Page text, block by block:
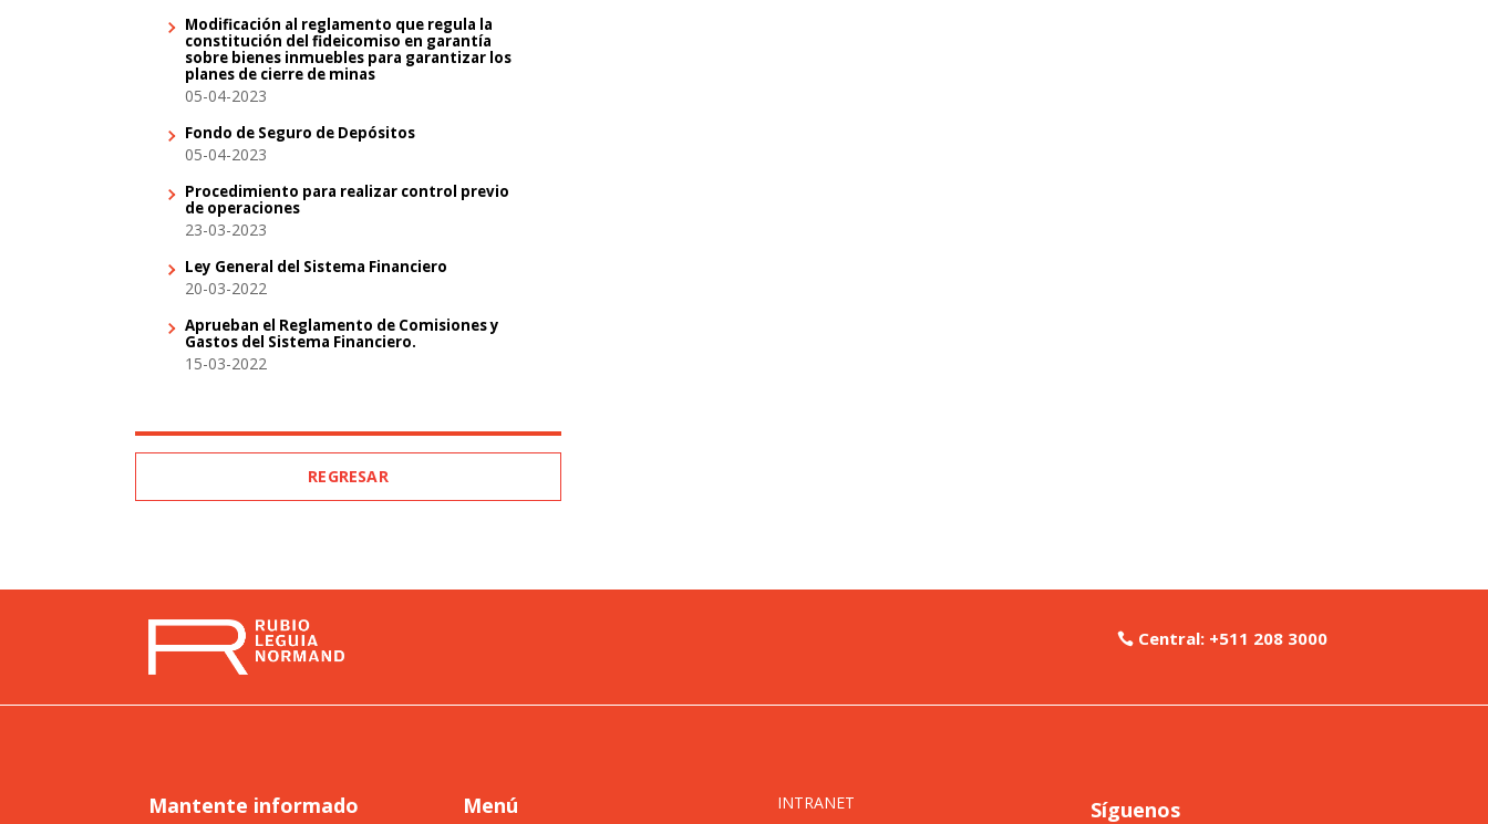
Modificación al reglamento que regula la
constitución del fideicomiso en garantía
sobre bienes inmuebles para garantizar los
planes de cierre de minas
05-04-2023
Fondo de Seguro de Depósitos
05-04-2023
Procedimiento para realizar control previo
de operaciones
23-03-2023
Ley General del Sistema Financiero
20-03-2022
Aprueban el Reglamento de Comisiones y
Gastos del Sistema Financiero.
15-03-2022
REGRESAR
Central: +511 208 3000
Mantente informado Menú
INTRANET
Síguenos